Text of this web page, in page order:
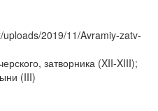
2019/11/Avramiy-zatv-
затворника (XII-XIII);
(III)